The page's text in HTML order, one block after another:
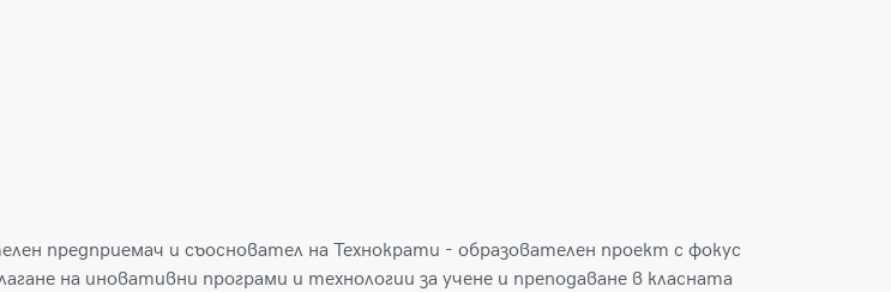
предприемач и съосновател на Технократи - образователен проект с фокус
на иновативни програми и технологии за учене и преподаване в класната